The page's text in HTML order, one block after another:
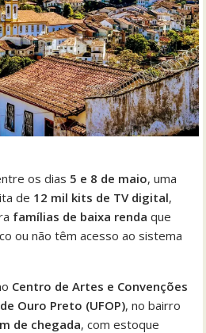
os dias 5 e 8 de maio, uma
de 12 mil kits de TV digital,
famílias de baixa renda que
ou não têm acesso ao sistema
Centro de Artes e Convenções
Ouro Preto (UFOP), no bairro
de chegada, com estoque